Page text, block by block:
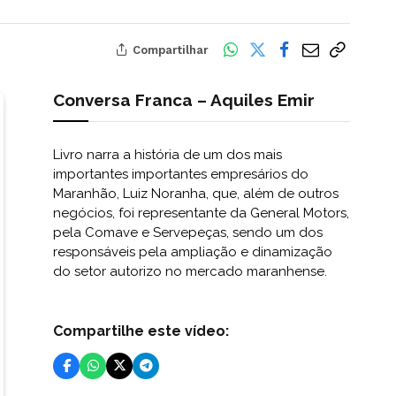
Compartilhar
Conversa Franca – Aquiles Emir
Livro narra a história de um dos mais
importantes importantes empresários do
Maranhão, Luiz Noranha, que, além de outros
negócios, foi representante da General Motors,
pela Comave e Servepeças, sendo um dos
responsáveis pela ampliação e dinamização
do setor autorizo no mercado maranhense.
Compartilhe este vídeo: